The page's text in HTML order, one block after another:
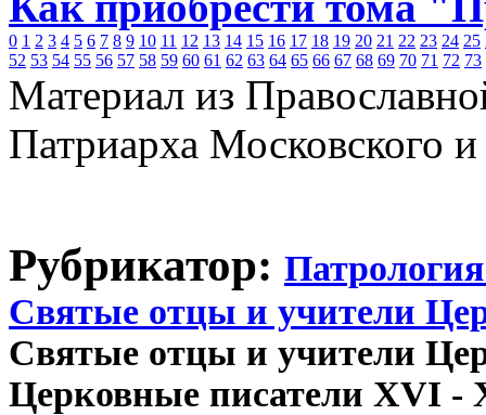
0 1 2 3 4 5 6 7 8 9 10 11 12 13 14 15 16 17 18 19 20 21 22 23 24 25
52 53 54 55 56 57 58 59 60 61 62 63 64 65 66 67 68 69 70 71 72 73
Материал из
Патриарха Московского
Рубрикатор:
Святые отцы и учители
Святые отцы и учители
Церковные писатели XVI -